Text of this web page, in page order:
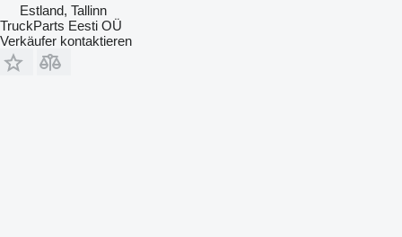
Estland, Tallinn
TruckParts Eesti OÜ
Verkäufer kontaktieren